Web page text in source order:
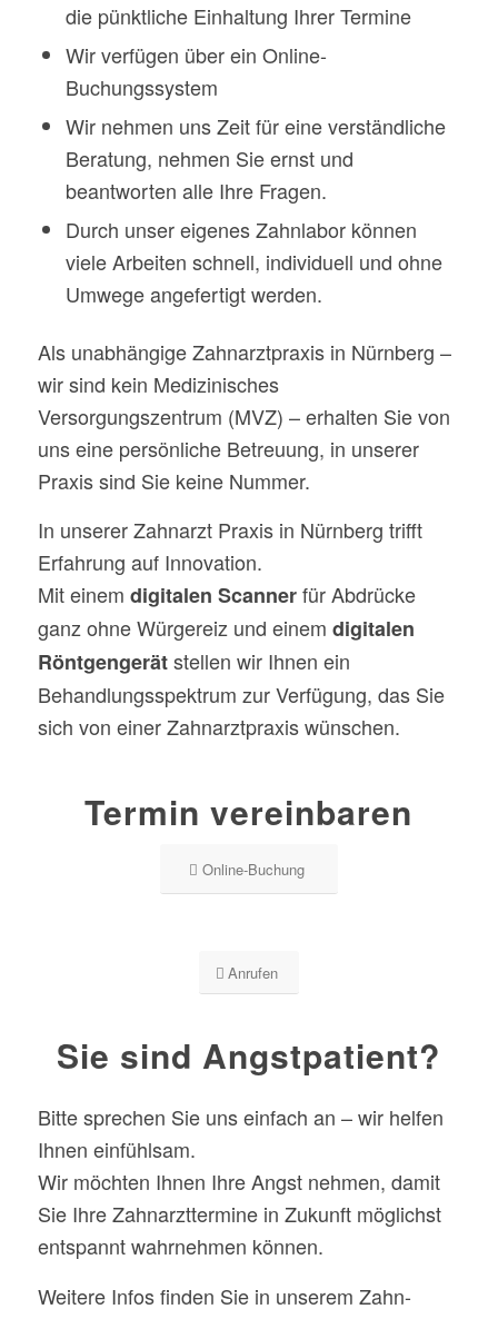
die pünktliche Einhaltung Ihrer Termine
Wir verfügen über ein Online-
Buchungssystem
Wir nehmen uns Zeit für eine verständliche
Beratung, nehmen Sie ernst und
beantworten alle Ihre Fragen.
Durch unser eigenes Zahnlabor können
viele Arbeiten schnell, individuell und ohne
Umwege angefertigt werden.
Als unabhängige Zahnarztpraxis in Nürnberg –
wir sind kein Medizinisches
Versorgungszentrum (MVZ) – erhalten Sie von
uns eine persönliche Betreuung, in unserer
Praxis sind Sie keine Nummer.
In unserer Zahnarzt Praxis in Nürnberg trifft
Erfahrung auf Innovation.
Mit einem digitalen Scannerfür Abdrücke
ganz ohne Würgereiz und einem digitalen
Röntgengerätstellen wir Ihnen ein
Behandlungsspektrum zur Verfügung, das Sie
sich von einer Zahnarztpraxis wünschen.
Termin vereinbaren
Online-Buchung
Anrufen
Sie sind Angstpatient?
Bitte sprechen Sie uns einfach an – wir helfen
Ihnen einfühlsam.
Wir möchten Ihnen Ihre Angst nehmen, damit
Sie Ihre Zahnarzttermine in Zukunft möglichst
entspannt wahrnehmen können.
Weitere Infos finden Sie in unserem Zahn-